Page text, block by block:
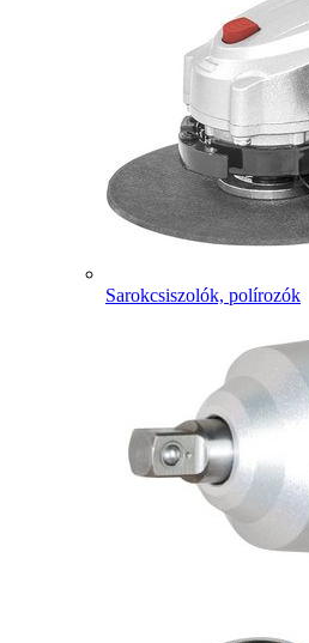
Sarokcsiszolók, polírozók